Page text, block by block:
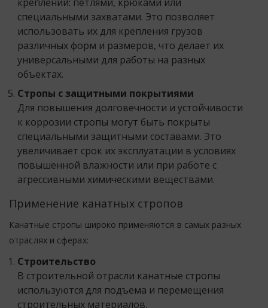
специальными захватами. Это позволяет
использовать их для крепления грузов
различных форм и размеров, что делает их
универсальными для работы на разных
объектах.
Стропы с защитными покрытиями
Для повышения долговечности и устойчивости
к коррозии стропы могут быть покрыты
специальными защитными составами. Это
увеличивает срок их эксплуатации в условиях
повышенной влажности или при работе с
агрессивными химическими веществами.
Применение канатных стропов
Канатные стропы широко применяются в самых разных
отраслях и сферах:
Строительство
В строительной отрасли канатные стропы
используются для подъема и перемещения
строительных материалов,